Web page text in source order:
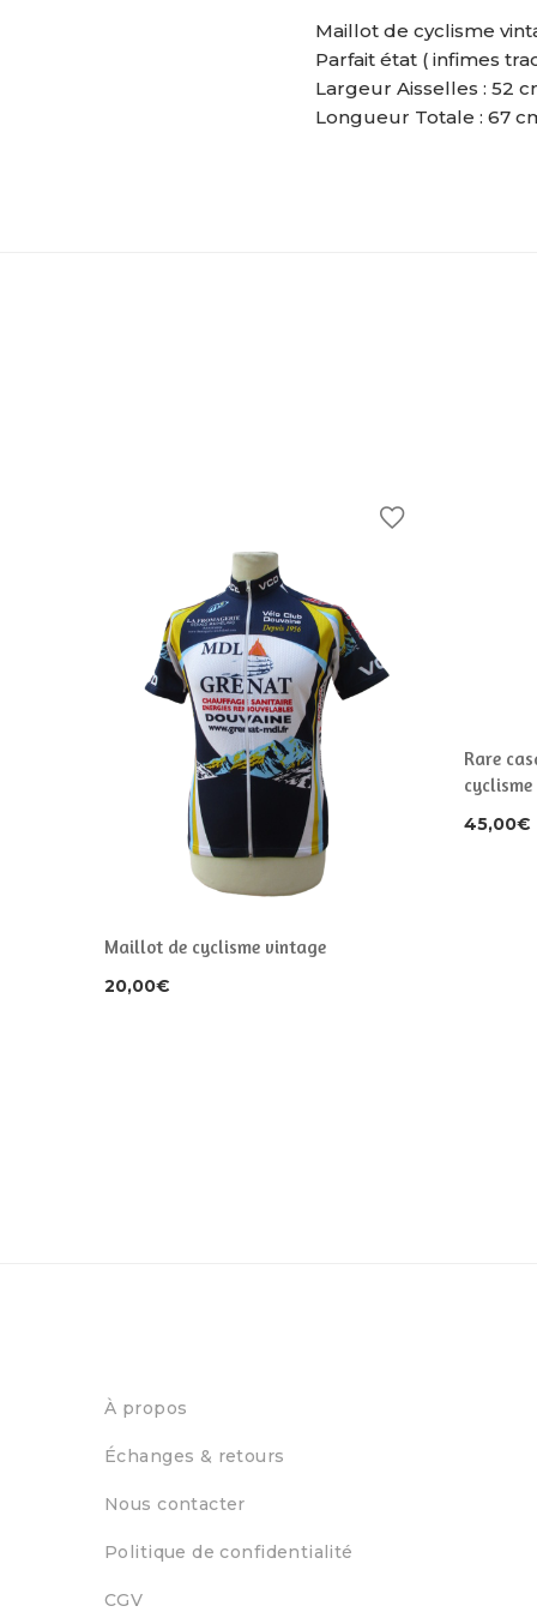
Maillot de cyclisme
Parfait état ( infimes
Largeur Aisselles : 52
Longueur Totale : 67
Maillot de cyclisme vintage
20,00€
Rare
cyclisme
45,00€
À propos
Échanges & retours
Nous contacter
Politique de confidentialité
CGV